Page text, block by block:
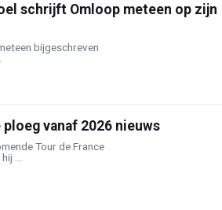
schrijft Omloop meteen op zijn
bijgeschreven
vanaf 2026 nieuws
Tour de France
...